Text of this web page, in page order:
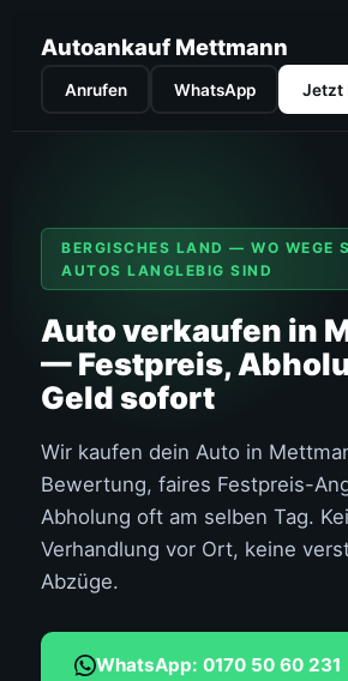
Autoankauf Mettmann
Anrufen WhatsApp Jetzt
BERGISCHES LAND — WO WEGE
AUTOS LANGLEBIG SIND
Auto verkaufen in
— Festpreis,
Geld sofort
Wir kaufen dein Auto in
Bewertung, faires Festpreis-
Abholung oft am selben Tag.
Verhandlung vor Ort, keine
Abzüge.
WhatsApp: 0170 50 60 231